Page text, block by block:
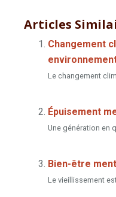
Articles
Changement
Le changement
Épuisement
Une génération en
Bien-être
Le vieillissement